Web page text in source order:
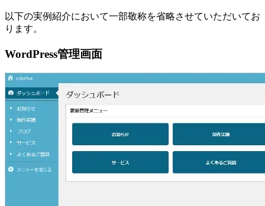
以下の実例紹介において一部敬称を省略させていただいてお
ります。
WordPress管理画面